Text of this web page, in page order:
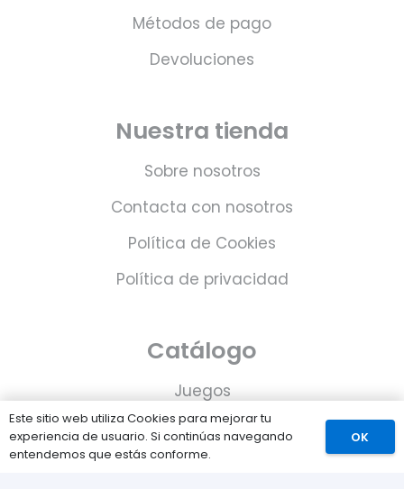
Métodos de pago
Devoluciones
Nuestra tienda
Sobre nosotros
Contacta con nosotros
Política de Cookies
Política de privacidad
Catálogo
Juegos
Consolas
Accesorios para tu PS5
Este sitio web utiliza Cookies para mejorar tu
experiencia de usuario. Si continúas navegando
entendemos que estás conforme.
OK